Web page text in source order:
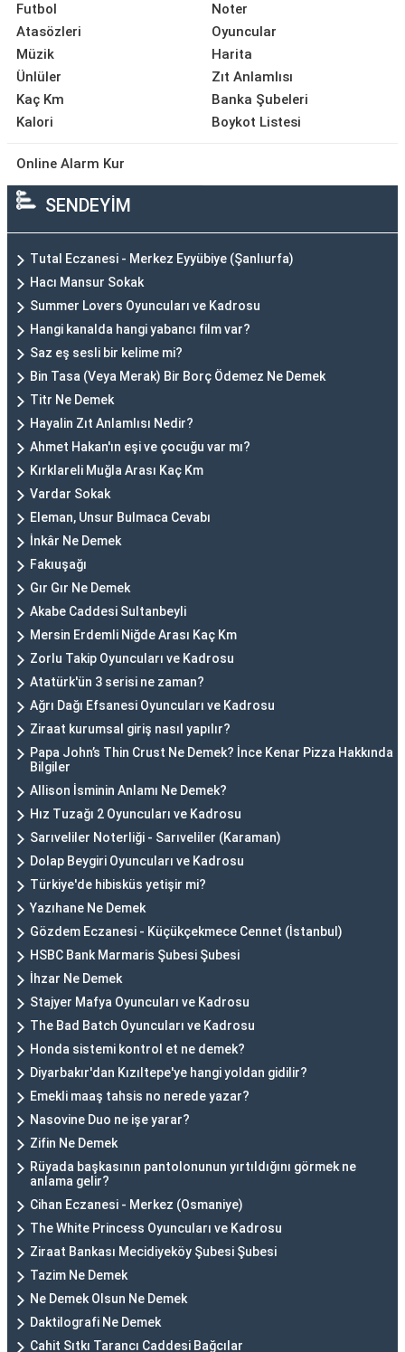
Futbol
Atasözleri
Müzik
Ünlüler
Kaç Km
Kalori
Noter
Oyuncular
Harita
Zıt Anlamlısı
Banka Şubeleri
Boykot Listesi
Online Alarm Kur
SENDEYİM
Tutal Eczanesi - Merkez Eyyübiye (Şanlıurfa)
Hacı Mansur Sokak
Summer Lovers Oyuncuları ve Kadrosu
Hangi kanalda hangi yabancı film var?
Saz eş sesli bir kelime mi?
Bin Tasa (Veya Merak) Bir Borç Ödemez Ne Demek
Titr Ne Demek
Hayalin Zıt Anlamlısı Nedir?
Ahmet Hakan'ın eşi ve çocuğu var mı?
Kırklareli Muğla Arası Kaç Km
Vardar Sokak
Eleman, Unsur Bulmaca Cevabı
İnkâr Ne Demek
Fakıuşağı
Gır Gır Ne Demek
Akabe Caddesi Sultanbeyli
Mersin Erdemli Niğde Arası Kaç Km
Zorlu Takip Oyuncuları ve Kadrosu
Atatürk'ün 3 serisi ne zaman?
Ağrı Dağı Efsanesi Oyuncuları ve Kadrosu
Ziraat kurumsal giriş nasıl yapılır?
Papa John’s Thin Crust Ne Demek? İnce Kenar Pizza Hakkında
Bilgiler
Allison İsminin Anlamı Ne Demek?
Hız Tuzağı 2 Oyuncuları ve Kadrosu
Sarıveliler Noterliği - Sarıveliler (Karaman)
Dolap Beygiri Oyuncuları ve Kadrosu
Türkiye'de hibisküs yetişir mi?
Yazıhane Ne Demek
Gözdem Eczanesi - Küçükçekmece Cennet (İstanbul)
HSBC Bank Marmaris Şubesi Şubesi
İhzar Ne Demek
Stajyer Mafya Oyuncuları ve Kadrosu
The Bad Batch Oyuncuları ve Kadrosu
Honda sistemi kontrol et ne demek?
Diyarbakır'dan Kızıltepe'ye hangi yoldan gidilir?
Emekli maaş tahsis no nerede yazar?
Nasovine Duo ne işe yarar?
Zifin Ne Demek
Rüyada başkasının pantolonunun yırtıldığını görmek ne
anlama gelir?
Cihan Eczanesi - Merkez (Osmaniye)
The White Princess Oyuncuları ve Kadrosu
Ziraat Bankası Mecidiyeköy Şubesi Şubesi
Tazim Ne Demek
Ne Demek Olsun Ne Demek
Daktilografi Ne Demek
Cahit Sıtkı Tarancı Caddesi Bağcılar